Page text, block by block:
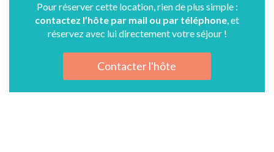
Pour réserver cette location, rien de plus simple :
contactez l’hôte par mail ou par téléphone, et
réservez avec lui directement votre séjour !
Contacter l'hôte